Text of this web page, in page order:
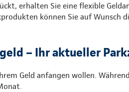
erhalten Sie eine flexible
können Sie auf Wunsch
– Ihr aktueller
Geld anfangen wollen.